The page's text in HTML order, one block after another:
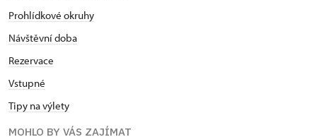
Prohlídkové okruhy
Návštěvní doba
Rezervace
Vstupné
Tipy na výlety
MOHLO BY VÁS ZAJÍMAT